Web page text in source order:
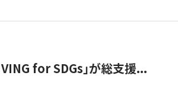
for SDGs」が総支援...